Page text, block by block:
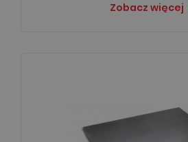
Zobacz więcej